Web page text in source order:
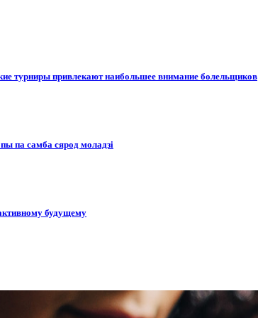
турниры привлекают наибольшее внимание болельщиков
па самба сярод моладзі
будущему